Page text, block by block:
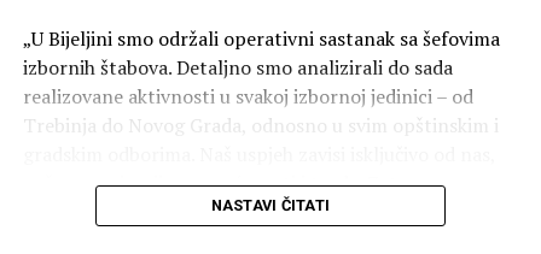
„U Bijeljini smo održali operativni sastanak sa šefovima
izbornih štabova. Detaljno smo analizirali do sada
realizovane aktivnosti u svakoj izbornoj jedinici – od
Trebinja do Novog Grada, odnosno u svim opštinskim i
naše organizacije, posvećenosti i truda. Zato
nastavljamo još snažnije, odgovornije i predanije, jer
NASTAVI ČITATI